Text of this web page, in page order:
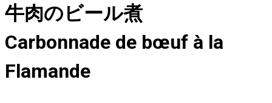
牛肉のビール煮
Carbonnade de bœuf à la
Flamande